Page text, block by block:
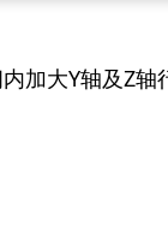
加大Y轴及Z